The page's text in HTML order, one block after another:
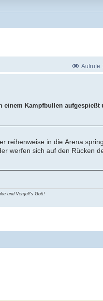
Aufrufe:
einem Kampfbullen aufgespießt
reihenweise in die Arena
werfen sich auf den Rücken
und Vergelt's Gott!